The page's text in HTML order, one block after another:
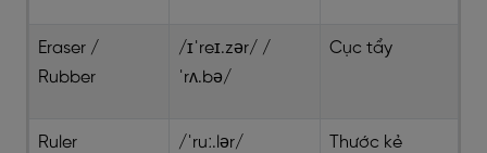
Eraser /
Rubber
/ɪˈreɪ.zər/ /
ˈrʌ.bə/
Cục tẩy
Ruler /ˈruː.lər/ Thước kẻ